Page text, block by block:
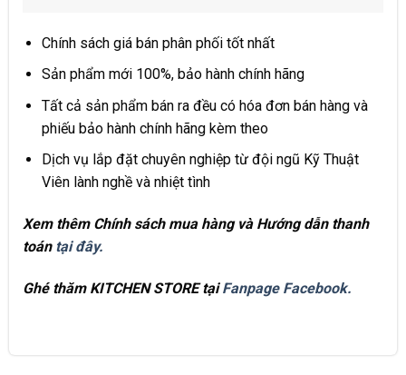
Chính sách giá bán phân phối tốt nhất
Sản phẩm mới 100%, bảo hành chính hãng
Tất cả sản phẩm bán ra đều có hóa đơn bán hàng và
phiếu bảo hành chính hãng kèm theo
Dịch vụ lắp đặt chuyên nghiệp từ đội ngũ Kỹ Thuật
Viên lành nghề và nhiệt tình
Xem thêm Chính sách mua hàng và Hướng dẫn thanh
toán tại đây.
Ghé thăm KITCHEN STORE tạiFanpage Facebook.